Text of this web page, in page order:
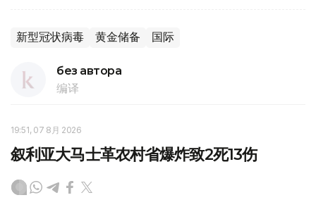
新型冠状病毒 黄金储备 国际
без автора
编译
19:51, 07 8月 2026
叙利亚大马士革农村省爆炸致2死13伤